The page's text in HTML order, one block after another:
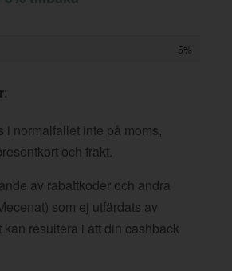
5%
:
i normalfallet inte på moms,
och frakt.
av rabattkoder och andra
som ej utfärdats av
kan resultera i att din cashback